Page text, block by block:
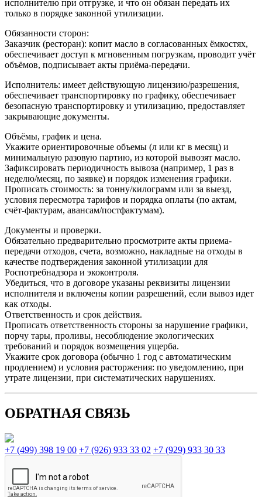
исполнителю при отгрузке, и что он обязан передать их
только в порядке законной утилизации.​
Обязанности сторон:
Заказчик (ресторан): копит масло в согласованных ёмкостях,
обеспечивает доступ к мгновенным погрузкам, проводит учёт
объёмов, подписывает акты приёма-передачи.​
Исполнитель: имеет действующую лицензию/разрешения,
обеспечивает транспортировку по графику, обеспечивает
безопасную транспортировку и утилизацию, предоставляет
закрывающие документы.​
Объёмы, график и цена.
Укажите ориентировочные объемы (л или кг в месяц) и
минимальную разовую партию, из которой вывозят масло.​
Зафиксировать периодичность вывоза (например, 1 раз в
неделю/месяц, по заявке) и порядок изменения графики.​
Прописать стоимость: за тонну/килограмм или за выезд,
условия пересмотра тарифов и порядка оплаты (по актам,
счёт‑фактурам, авансам/постфактумам).​
Документы и проверки.
Обязательно предварительно просмотрите акты приема-
передачи отходов, счета, возможно, накладные на отходы в
качестве подтверждения законной утилизации для
Роспотребнадзора и экоконтроля.​
Убедиться, что в договоре указаны реквизиты лицензии
исполнителя и включены копии разрешений, если вывоз идет
как отходы.​
Ответственность и срок действия.
Прописать ответственность стороны за нарушение графики,
порчу тары, проливы, несоблюдение экологических
требований и порядок возмещения ущерба.​
Укажите срок договора (обычно 1 год с автоматическим
продлением) и условия расторжения: по уведомлению, при
утрате лицензии, при систематических нарушениях.​
ОБРАТНАЯ СВЯЗЬ
+7 (499) 398 19 00 +7 (926) 933 33 02 +7 (929) 933 30 33